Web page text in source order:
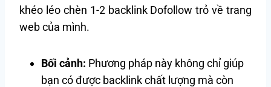
khéo léo chèn 1-2 backlink Dofollow trỏ về trang
web của mình.
Bối cảnh: Phương pháp này không chỉ giúp
bạn có được backlink chất lượng mà còn